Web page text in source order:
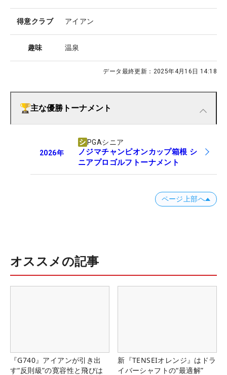
得意クラブ アイアン
趣味 温泉
データ最終更新： 2025年4月16日 14:18
主な優勝トーナメント
2026年
PGAシニア
ノジマチャンピオンカップ箱根 シ
ニアプロゴルフトーナメント
ページ上部へ
オススメの記事
『G740』アイアンが引き出
す“反則級”の寛容性と飛びは
新『TENSEIオレンジ』はドラ
イバーシャフトの“最適解”